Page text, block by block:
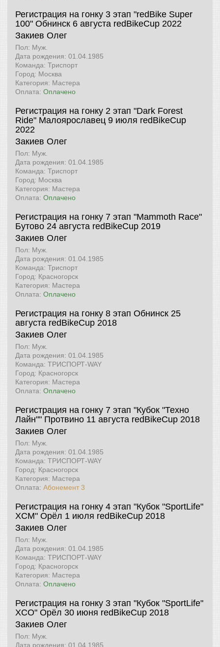
Регистрация на гонку 3 этап "redBike Super
100" Обнинск 6 августа redBikeCup 2022
Закиев Олег
Пол: Муж.
Дата рождения: 01.04.1985
Команда: Триспорт
Город: Москва
Категория: Мастера
Оплата: Оплачено
Регистрация на гонку 2 этап "Dark Forest
Ride" Малоярославец 9 июля redBikeCup
2022
Закиев Олег
Пол: Муж.
Дата рождения: 01.04.1985
Команда: Триспорт
Город: Москва
Категория: Мастера
Оплата: Оплачено
Регистрация на гонку 7 этап "Mammoth Race"
Бутово 24 августа redBikeCup 2019
Закиев Олег
Пол: Муж.
Дата рождения: 01.04.1985
Команда: Триспорт
Город: Красногорск
Категория: Мастера
Оплата: Оплачено
Регистрация на гонку 8 этап Обнинск 25
августа redBikeCup 2018
Закиев Олег
Пол: Муж.
Дата рождения: 01.04.1985
Команда: ТРИСПОРТ-WAY
Город: Красногорск
Категория: Мастера
Оплата: Оплачено
Регистрация на гонку 7 этап "Кубок "Техно
Лайн"" Протвино 11 августа redBikeCup 2018
Закиев Олег
Пол: Муж.
Дата рождения: 01.04.1985
Команда: ТРИСПОРТ-WAY
Город: Красногорск
Категория: Мастера
Оплата: Абонемент 3
Регистрация на гонку 4 этап "Кубок "SportLife"
XCM" Орёл 1 июля redBikeCup 2018
Закиев Олег
Пол: Муж.
Дата рождения: 01.04.1985
Команда: ТРИСПОРТ-WAY
Город: Красногорск
Категория: Мастера
Оплата: Оплачено
Регистрация на гонку 3 этап "Кубок "SportLife"
XCO" Орёл 30 июня redBikeCup 2018
Закиев Олег
Пол: Муж.
Дата рождения: 01.04.1985